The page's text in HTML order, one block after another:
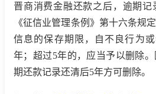
晋商消费金融还款之后，逾期
《征信业管理条例》第十六条规
信息的保存期限，自不良行为
年；超过5年的，应当予以删除
期还款记录还清后5年方可删除。